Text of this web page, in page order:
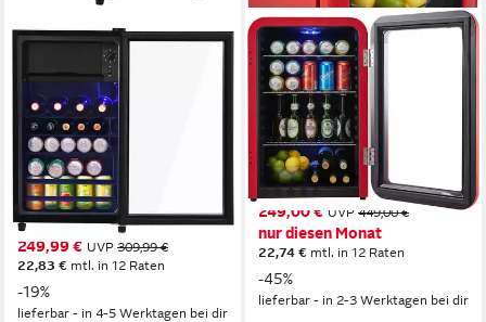
ROLIPO
Getränkekühlschrank 76L
Kühlschrank mit Gefrierfach
(6L+70L), 43dB 83 kWh/Jahr
SC-76A
40 x 71,6 x 43,5 cm
70 l Kapazität Kühlen
6 l Kapazität Frieren
Produktdatenblatt
249,99 € UVP 309,99 €
22,83 € mtl. in 12 Raten
-19%
lieferbar - in 4-5 Werktagen bei dir
HANSEATIC
Getränkekühlschrank
HBC68ERRH
44 x 68 x 47,5 cm
B/H/T
70 l Kapazität Kühlen
0 l Kapazität Frieren
Produktdatenblatt
(8)
249,00 € UVP 449,00 €
nur diesen Monat
22,74 € mtl. in 12 Raten
-45%
lieferbar - in 2-3 Werktagen bei dir